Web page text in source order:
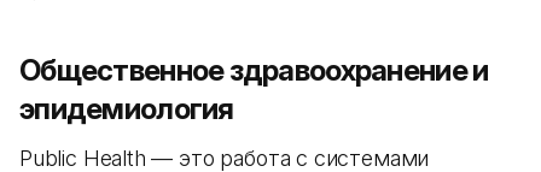
Общественное здравоохранение и
эпидемиология
Public Health — это работа с системами